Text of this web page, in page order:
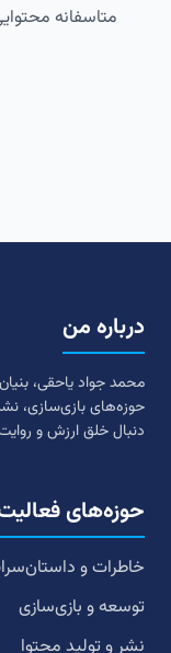
متاسفانه
درباره من
محمد جواد یاحقی،
حوزه‌های بازی‌سازی،
دنبال خلق ارزش و
حوزه‌های
خاطرات و
توسعه و بازی‌سازی
نشر و تولید محتوا